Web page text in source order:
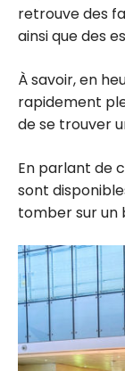
retrouve des
ainsi que des
À savoir, en
rapidement
de se trouver
En parlant de
sont
tomber sur un